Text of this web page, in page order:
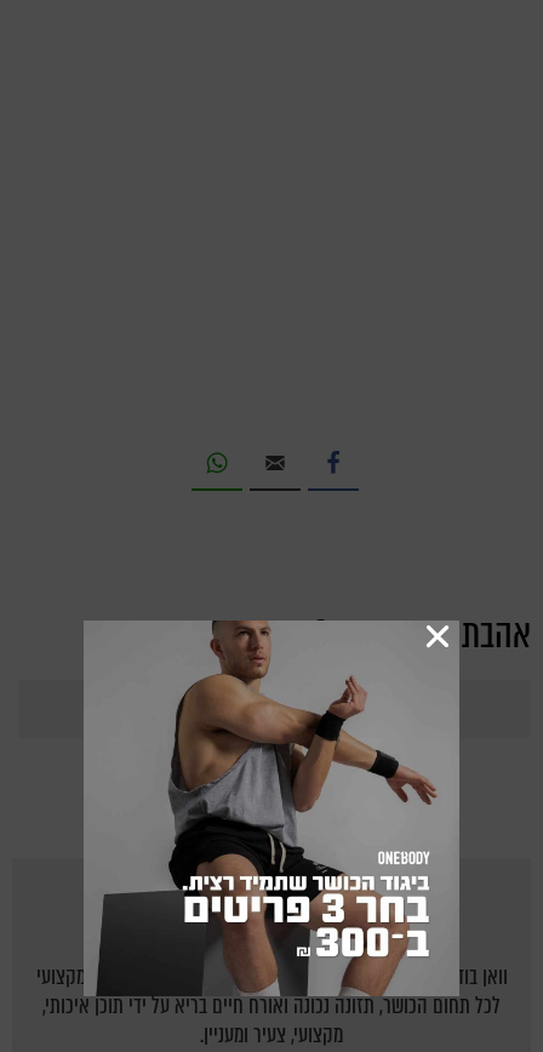
אהבת את הכתבה?
365
Points
מאתONEBODY.CO.IL
וואן בודי - אתר הכושר של ישראל: יוצרים לישראלים בית חם ומקצועי
לכל תחום הכושר, תזונה נכונה ואורח חיים בריא על ידי תוכן איכותי,
מקצועי, צעיר ומעניין.